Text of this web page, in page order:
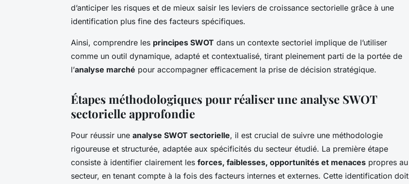
d’anticiper les risques et de mieux saisir les leviers de croissance sectorielle grâce à une
identification plus fine des facteurs spécifiques.
Ainsi, comprendre les principes SWOT dans un contexte sectoriel implique de l’utiliser
comme un outil dynamique, adapté et contextualisé, tirant pleinement parti de la portée de
l’analyse marché pour accompagner efficacement la prise de décision stratégique.
Étapes méthodologiques pour réaliser une analyse SWOT
sectorielle approfondie
Pour réussir une analyse SWOT sectorielle, il est crucial de suivre une méthodologie
rigoureuse et structurée, adaptée aux spécificités du secteur étudié. La première étape
consiste à identifier clairement les forces, faiblesses, opportunités et menaces propres au
secteur, en tenant compte à la fois des facteurs internes et externes. Cette identification doit